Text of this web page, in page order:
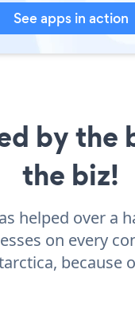
See apps in action
by the
the biz!
helped over a
on every
because